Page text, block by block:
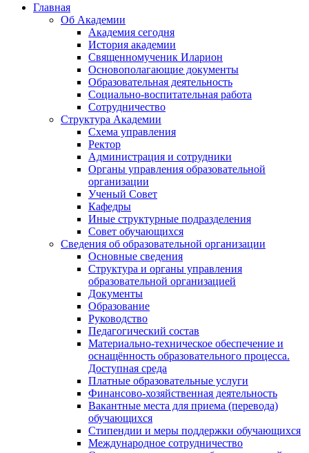
Главная
Об Академии
Академия сегодня
История академии
Священномученик Иларион
Основополагающие документы
Образовательная деятельность
Социально-воспитательная работа
Сотрудничество
Структура Академии
Схема управления
Ректор
Администрация и сотрудники
Органы управления образовательной
организации
Ученый Совет
Кафедры
Иные структурные подразделения
Совет обучающихся
Сведения об образовательной организации
Основные сведения
Структура и органы управления
образовательной организацией
Документы
Образование
Руководство
Педагогический состав
Материально-техническое обеспечение и
оснащённость образовательного процесса.
Доступная среда
Платные образовательные услуги
Финансово-хозяйственная деятельность
Вакантные места для приема (перевода)
обучающихся
Стипендии и меры поддержки обучающихся
Международное сотрудничество